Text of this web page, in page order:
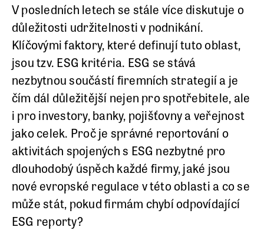
V posledních letech se stále více diskutuje o
důležitosti udržitelnosti v podnikání.
Klíčovými faktory, které definují tuto oblast,
jsou tzv. ESG kritéria. ESG se stává
nezbytnou součástí firemních strategií a je
čím dál důležitější nejen pro spotřebitele, ale
i pro investory, banky, pojišťovny a veřejnost
jako celek. Proč je správné reportování o
aktivitách spojených s ESG nezbytné pro
dlouhodobý úspěch každé firmy, jaké jsou
nové evropské regulace v této oblasti a co se
může stát, pokud firmám chybí odpovídající
ESG reporty?